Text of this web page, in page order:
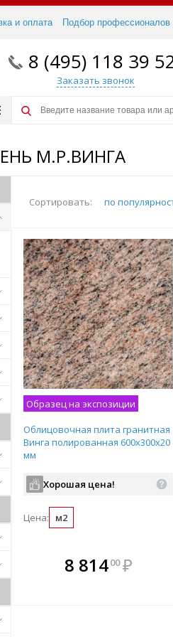
и оплата Подбор профессионалов
8 (495) 118 39
Заказать звонок
М.Р.ВИНГА
Сортировать: по
Образец на экспозиции
Облицовочная плита гранитная
Винга полированная 600х300х20
мм
Хорошая цена!
Цена: м2
8 81400 ₽